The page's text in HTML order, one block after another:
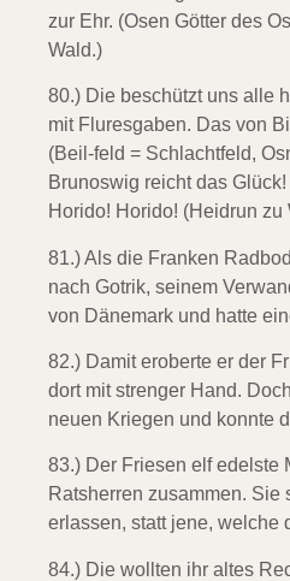
zur Ehr. (Osen Götter des
Wald.)
80.) Die beschützt uns alle
mit Fluresgaben. Das von
(Beil-feld = Schlachtfeld,
Brunoswig reicht das
Horido! Horido! (Heidrun zu
81.) Als die Franken
nach Gotrik, seinem
von Dänemark und hatte
82.) Damit eroberte er der
dort mit strenger Hand.
neuen Kriegen und konnte
83.) Der Friesen elf edelste
Ratsherren zusammen. Sie
erlassen, statt jene, welche
84.) Die wollten ihr altes